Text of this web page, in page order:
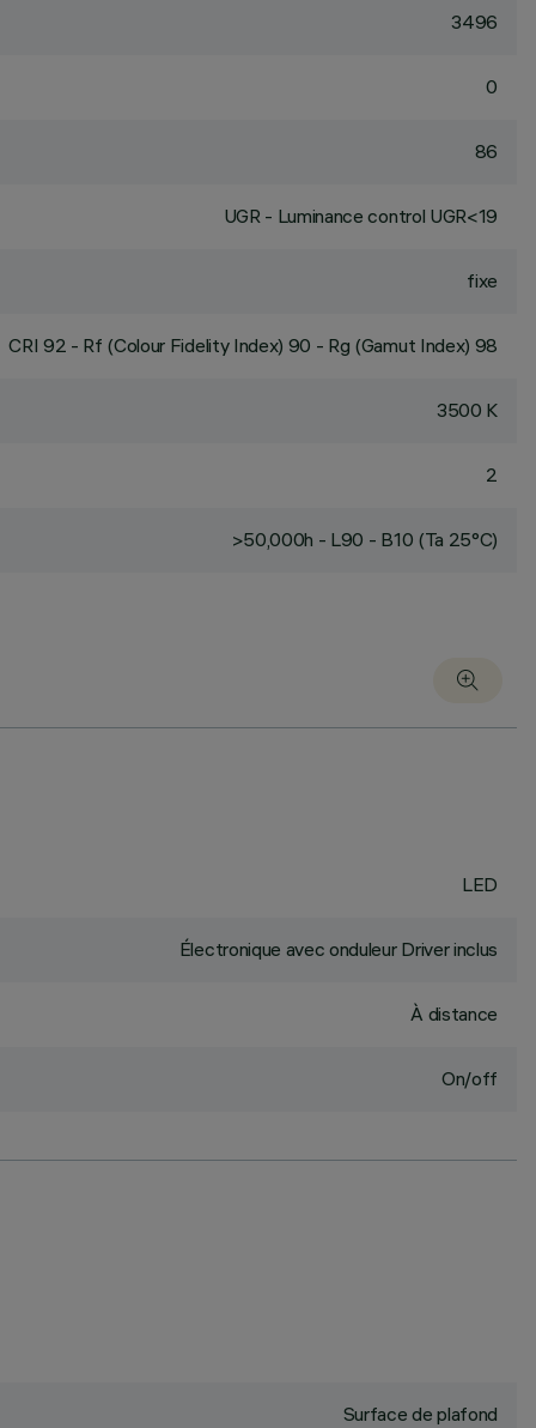
3496
0
86
UGR - Luminance control UGR<19
fixe
CRI 92 - Rf (Colour Fidelity Index) 90 - Rg (Gamut Index) 98
3500 K
2
>50,000h - L90 - B10 (Ta 25°C)
LED
Électronique avec onduleur Driver inclus
À distance
On/off
Surface de plafond